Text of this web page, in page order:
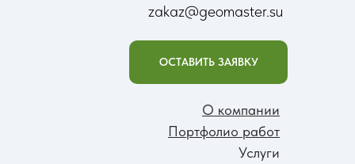
О компании
Портфолио работ
Услуги
ОСТАВИТЬ ЗАЯВКУ
zakaz@geomaster.su